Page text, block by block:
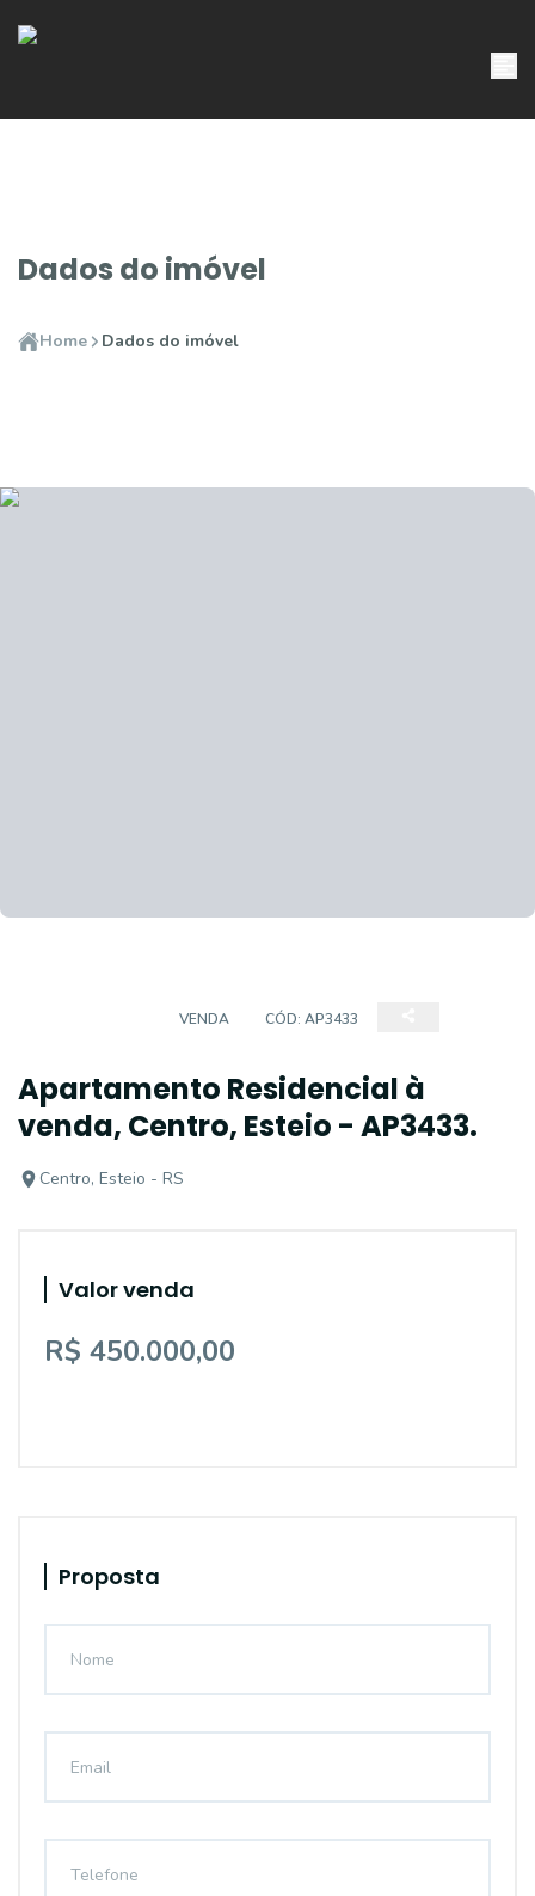
Dados do imóvel
Home Dados do imóvel
VENDA CÓD: AP3433
Apartamento Residencial à
venda, Centro, Esteio - AP3433.
Centro, Esteio - RS
Valor venda
R$ 450.000,00
Proposta